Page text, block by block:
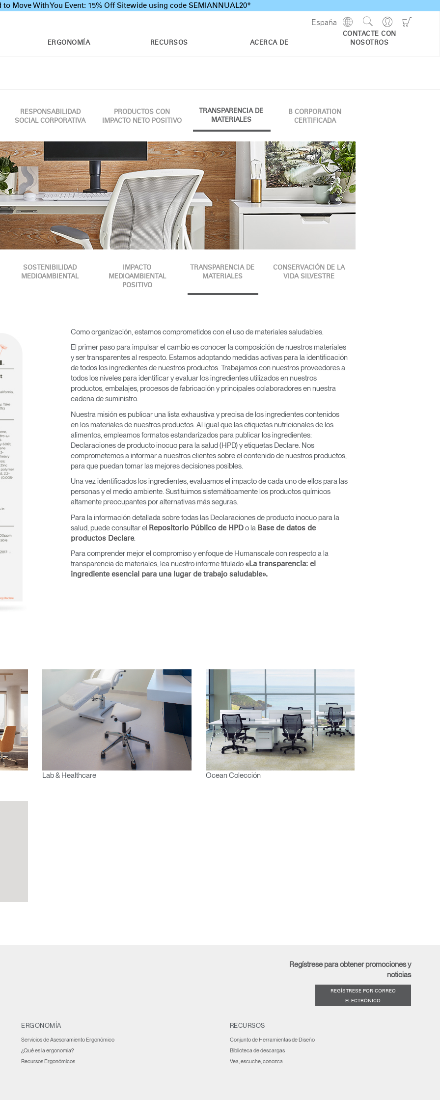
to Move With You Event: 15% Off Sitewide using code SEMIANNUAL20*
ERGONOMÍA RECURSOS ACERCA DE
CONTACTE CON
NOSOTROS
Go
to
Search
Site
España
Show
Regions
Seleccione su ubicación
su contraseña?
Region
Crear una cuenta
REGISTRO
Close
RESPONSABILIDAD
SOCIAL CORPORATIVA
PRODUCTOS CON
IMPACTO NETO POSITIVO
TRANSPARENCIA DE
MATERIALES
B CORPORATION
CERTIFICADA
SOSTENIBILIDAD
MEDIOAMBIENTAL
IMPACTO
MEDIOAMBIENTAL
POSITIVO
TRANSPARENCIA DE
MATERIALES
CONSERVACIÓN DE LA
VIDA SILVESTRE
Como organización, estamos comprometidos con el uso de materiales saludables.
El primer paso para impulsar el cambio es conocer la composición de nuestros materiales
y ser transparentes al respecto. Estamos adoptando medidas activas para la identificación
de todos los ingredientes de nuestros productos. Trabajamos con nuestros proveedores a
todos los niveles para identificar y evaluar los ingredientes utilizados en nuestros
productos, embalajes, procesos de fabricación y principales colaboradores en nuestra
cadena de suministro.
Nuestra misión es publicar una lista exhaustiva y precisa de los ingredientes contenidos
en los materiales de nuestros productos. Al igual que las etiquetas nutricionales de los
alimentos, empleamos formatos estandarizados para publicar los ingredientes:
Declaraciones de producto inocuo para la salud (HPD) y etiquetas Declare. Nos
comprometemos a informar a nuestros clientes sobre el contenido de nuestros productos,
para que puedan tomar las mejores decisiones posibles.
Una vez identificados los ingredientes, evaluamos el impacto de cada uno de ellos para las
personas y el medio ambiente. Sustituimos sistemáticamente los productos químicos
altamente preocupantes por alternativas más seguras.
Para la información detallada sobre todas las Declaraciones de producto inocuo para la
salud, puede consultar el Repositorio Público de HPD o la Base de datos de
productos Declare.
Para comprender mejor el compromiso y enfoque de Humanscale con respecto a la
transparencia de materiales, lea nuestro informe titulado «La transparencia: el
ingrediente esencial para una lugar de trabajo saludable».
Lab & Healthcare Ocean Colección
Regístrese para obtener promociones y
noticias
REGÍSTRESE POR CORREO
ELECTRÓNICO
ERGONOMÍA
Servicios de Asesoramiento Ergonómico
¿Qué es la ergonomía?
Recursos Ergonómicos
RECURSOS
Conjunto de Herramientas de Diseño
Biblioteca de descargas
Vea, escuche, conozca